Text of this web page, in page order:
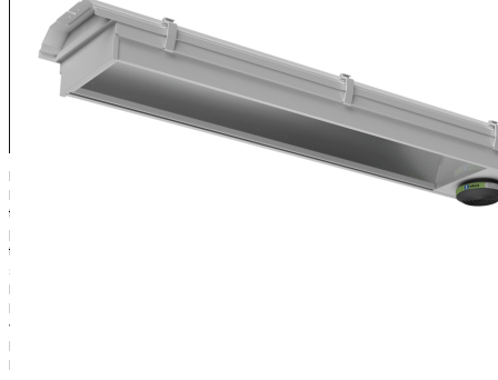
DAVI on erityisesti teollisuuden valaistustarpeisiin suunniteltu
laadukas LED-valaisin päivitysmahdollisuudella. Tämän valaisimen
tekniikka on vaihdettavissa eli valaisinta ei tarvitse elinikänsä
päätyttyä korvata kokonaan uudella. Varaosien saatavuus on
taattu kun tarjolla on aina viimeisin LED-tekniikka, joka varmuudella
soveltuu samaan runkoon. Valaisimen erittäin luotettava ja
kestävä mekaaninen rakenne on tuttu I-Valon perinteisistä
laajasäteilijävalaisimista, jota on markkinoilla arvostettu jo
vuosikymmenten ajan. I-Valon kattava laajasäteilijöiden
kiinnikevalikoima tekee asennuksesta helppoa. DAVI on varustettu
I-Valon tehokkaalla suodatintekniikalla.